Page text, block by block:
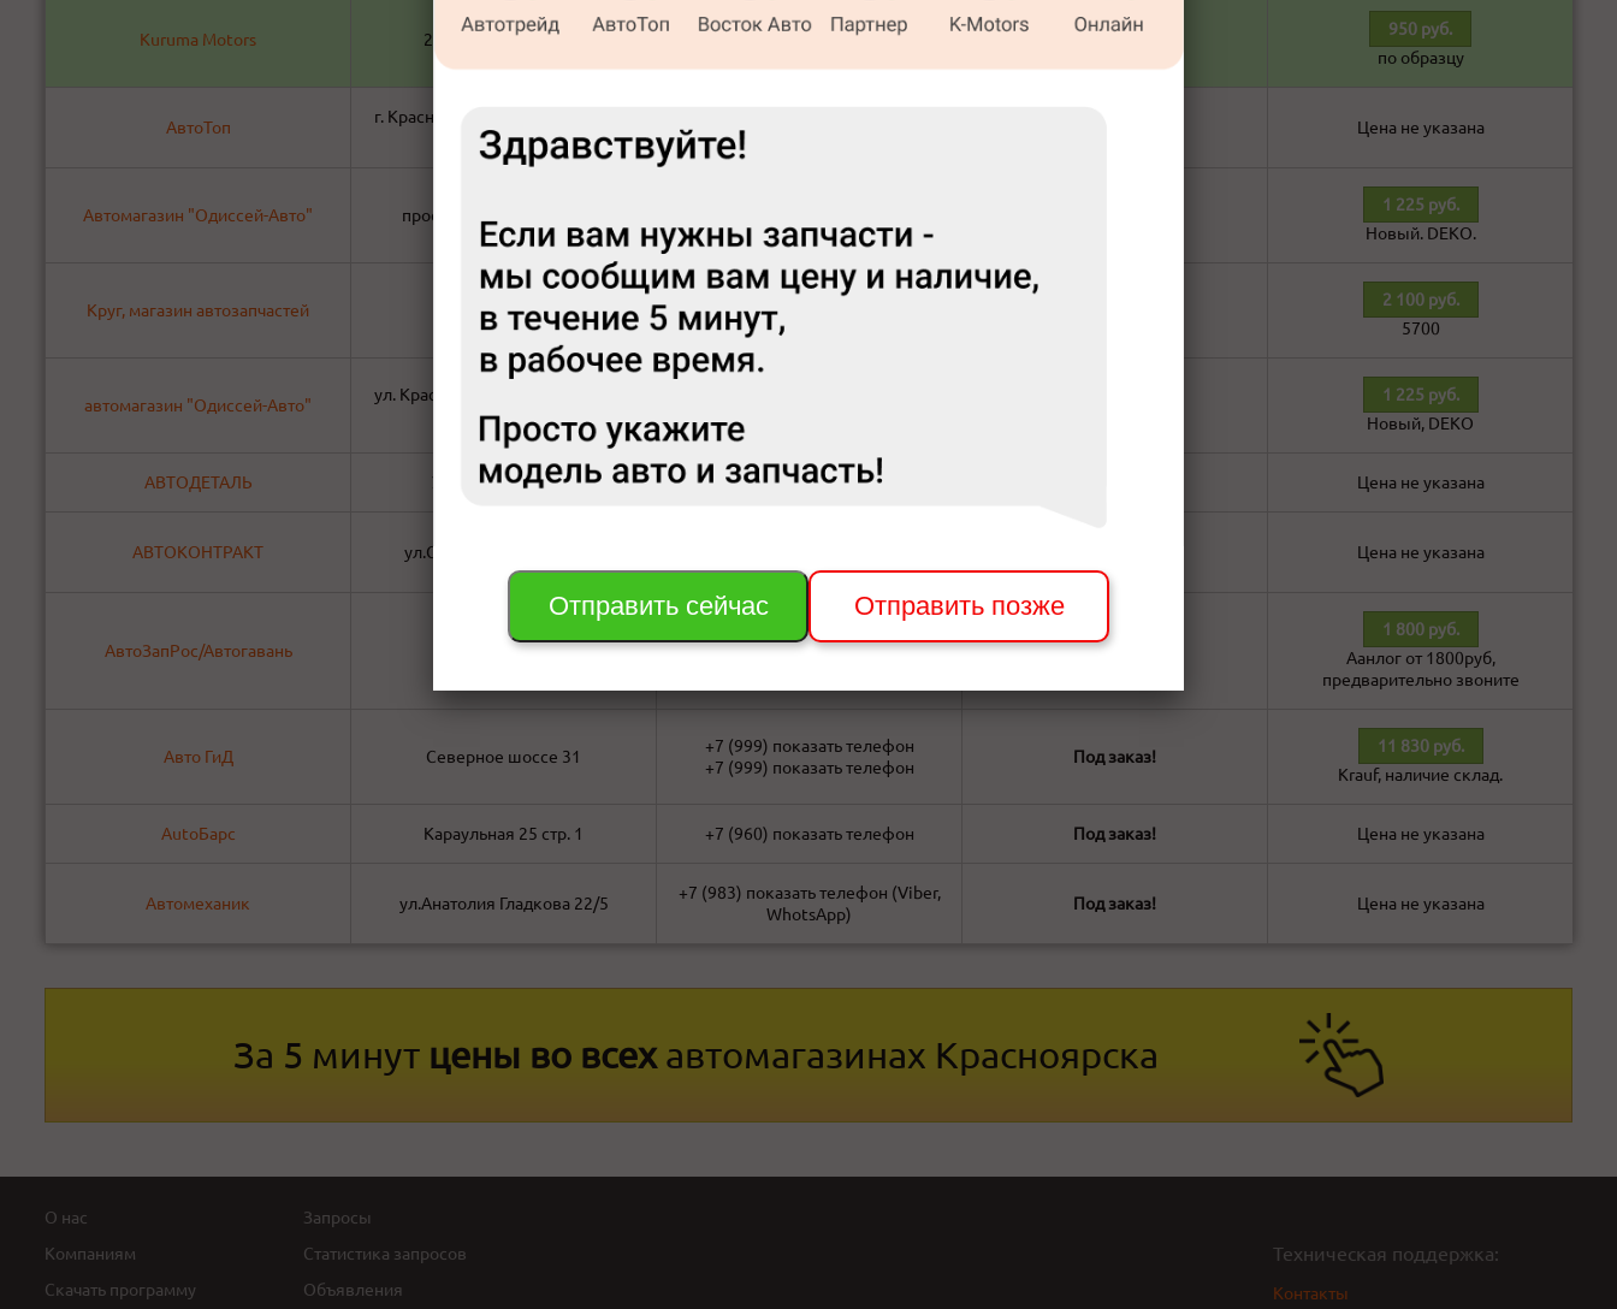
Kuruma Motors 2 краснофлотская, 1 показать телефон
950 руб.
по образцу
АвтоТоп
г. Красноярск ул. 60 Лет Октября
106 (цоколь)
+7 (391) Цена не указана
Автомагазин "Одиссей-Авто" проспект Свободный д.29
1 225 руб.
Новый. DEKO.
Круг, магазин автозапчастей Мичурина, 63 +7 (391)показать телефон
2 100 руб.
5700
автомагазин "Одиссей-Авто"
ул. Красноярский рабочий, д.154,
стр.2
1 225 руб.
Новый, DEKO
АВТОДЕТАЛЬ УЛ.БРЯНСКАЯ 143 +7 (983) показать телефон Цена не указана
АВТОКОНТРАКТ ул.Судостроительная 175 Цена не указана
АвтоЗапРос/Автогавань Дудинская 3а
+7 (391)показать телефон
В наличии!
1 800 руб.
Аанлог от 1800руб,
предварительно звоните
Авто ГиД Северное шоссе 31
+7 (999) показать телефон
+7 (999) показать телефон
Под заказ!
11 830 руб.
Krauf, наличие склад.
AutoБарс Караульная 25 стр. 1 +7 (960) показать телефон Под заказ! Цена не указана
Автомеханик ул.Анатолия Гладкова 22/5
+7 (983) показать телефон (Viber,
WhotsApp)
Под заказ! Цена не указана
За 5 минут цены во всех автомагазинах Красноярска
О нас
Компаниям
Скачать программу
Запросы
Статистика запросов
Объявления
Техническая поддержка:
Контакты
Отправить сейчас Отправить позже